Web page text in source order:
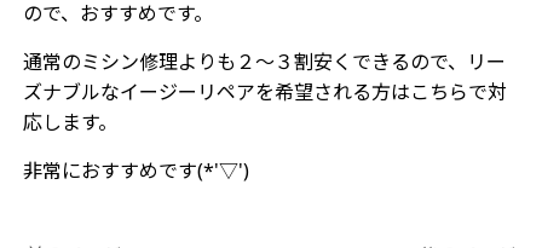
ので、おすすめです。
通常のミシン修理よりも２～３割安くできるので、リー
ズナブルなイージーリペアを希望される方はこちらで対
応します。
非常におすすめです(*'▽')